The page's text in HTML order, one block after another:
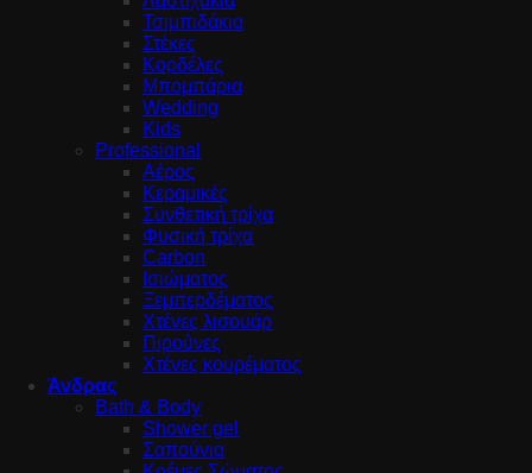
Τσιμπιδάκια
Στέκες
Κορδέλες
Μπομπάρια
Wedding
Kids
Professional
Αέρος
Κεραμικές
Συνθετική τρίχα
Φυσική τρίχα
Carbon
Ισιώματος
Ξεμπερδέματος
Χτένες λισουάρ
Πιρούνες
Χτένες κουρέματος
Άνδρας
Bath & Body
Shower gel
Σαπούνια